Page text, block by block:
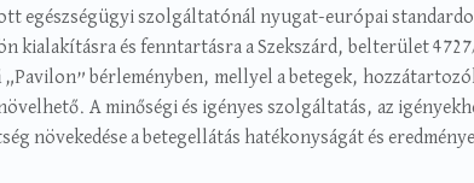
egészségügyi szolgáltatónál nyugat-európai
kialakításra és fenntartásra a Szekszárd, belterület
bérleményben, mellyel a betegek,
A minőségi és igényes szolgáltatás, az
növekedése a betegellátás hatékonyságát és